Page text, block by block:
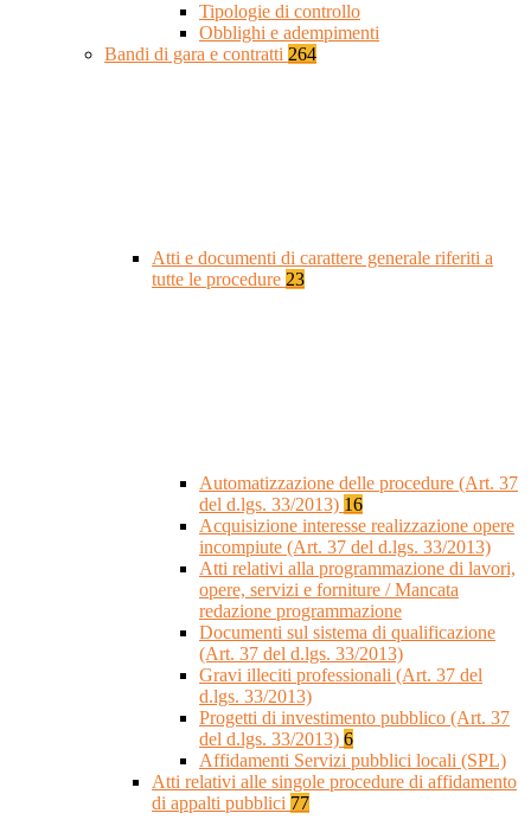
Tipologie di controllo
Obblighi e adempimenti
Bandi di gara e contratti 264
Atti e documenti di carattere generale riferiti a
tutte le procedure 23
Automatizzazione delle procedure (Art. 37
del d.lgs. 33/2013) 16
Acquisizione interesse realizzazione opere
incompiute (Art. 37 del d.lgs. 33/2013)
Atti relativi alla programmazione di lavori,
opere, servizi e forniture / Mancata
redazione programmazione
Documenti sul sistema di qualificazione
(Art. 37 del d.lgs. 33/2013)
Gravi illeciti professionali (Art. 37 del
d.lgs. 33/2013)
Progetti di investimento pubblico (Art. 37
del d.lgs. 33/2013) 6
Affidamenti Servizi pubblici locali (SPL)
Atti relativi alle singole procedure di affidamento
di appalti pubblici 77